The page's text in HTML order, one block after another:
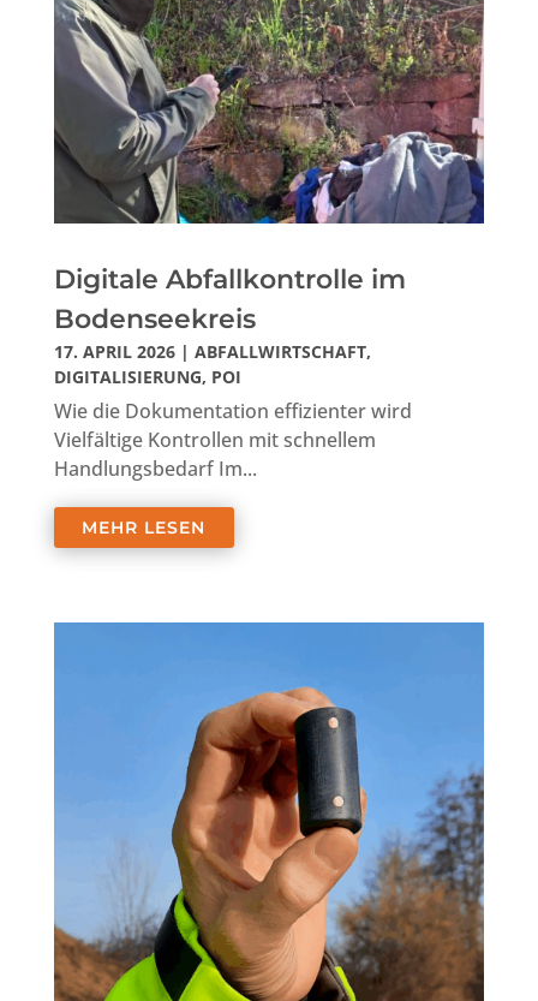
Digitale Abfallkontrolle im
Bodenseekreis
17. APRIL 2026| ABFALLWIRTSCHAFT,
DIGITALISIERUNG, POI
Wie die Dokumentation effizienter wird
Vielfältige Kontrollen mit schnellem
Handlungsbedarf Im...
MEHR LESEN